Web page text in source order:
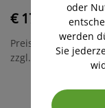
€ 17,50
Preis inkl. MwSt.
zzgl. Versandkosten
oder
werden
Sie